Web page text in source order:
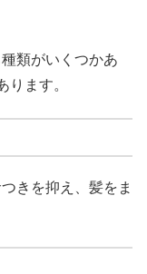
類がいくつかあ
ります。
きを抑え、髪をま